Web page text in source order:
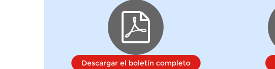
Descargar el boletín completo